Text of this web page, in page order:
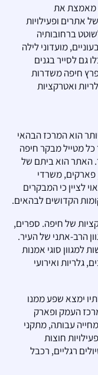
מאמצת את
אתרים ופעילויות
ברחובותיה
מועדוני לילה
גם לסייר בגנים
חיפה משדרות
ואטרקציות
הוא המרכז הבהאי
מטייל מבקר חיפה
האתר הוא ביתם של
משרדי
לציין כי המבקרים
הקדושים לבהאים.
של חיפה. ספרים,
הרב-אתני של העיר.
למגוון סוגי אמנות
גלריות ואירועי
ימצא שפע ממנו
העמק ופארק
עבותה, מתקני
חוצות
רגליים, רכבל